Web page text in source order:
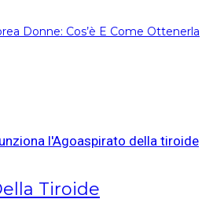
Donne: Cos’è E Come Ottenerla
Tiroide